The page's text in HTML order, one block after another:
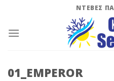
content
ΝΤΕΒΕΣ
01_EMPEROR